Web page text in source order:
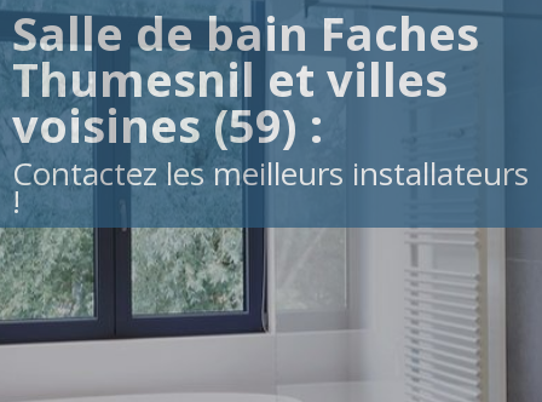
Salle de bain Faches
Thumesnil et villes
voisines (59) :
Contactez les meilleurs installateurs
!